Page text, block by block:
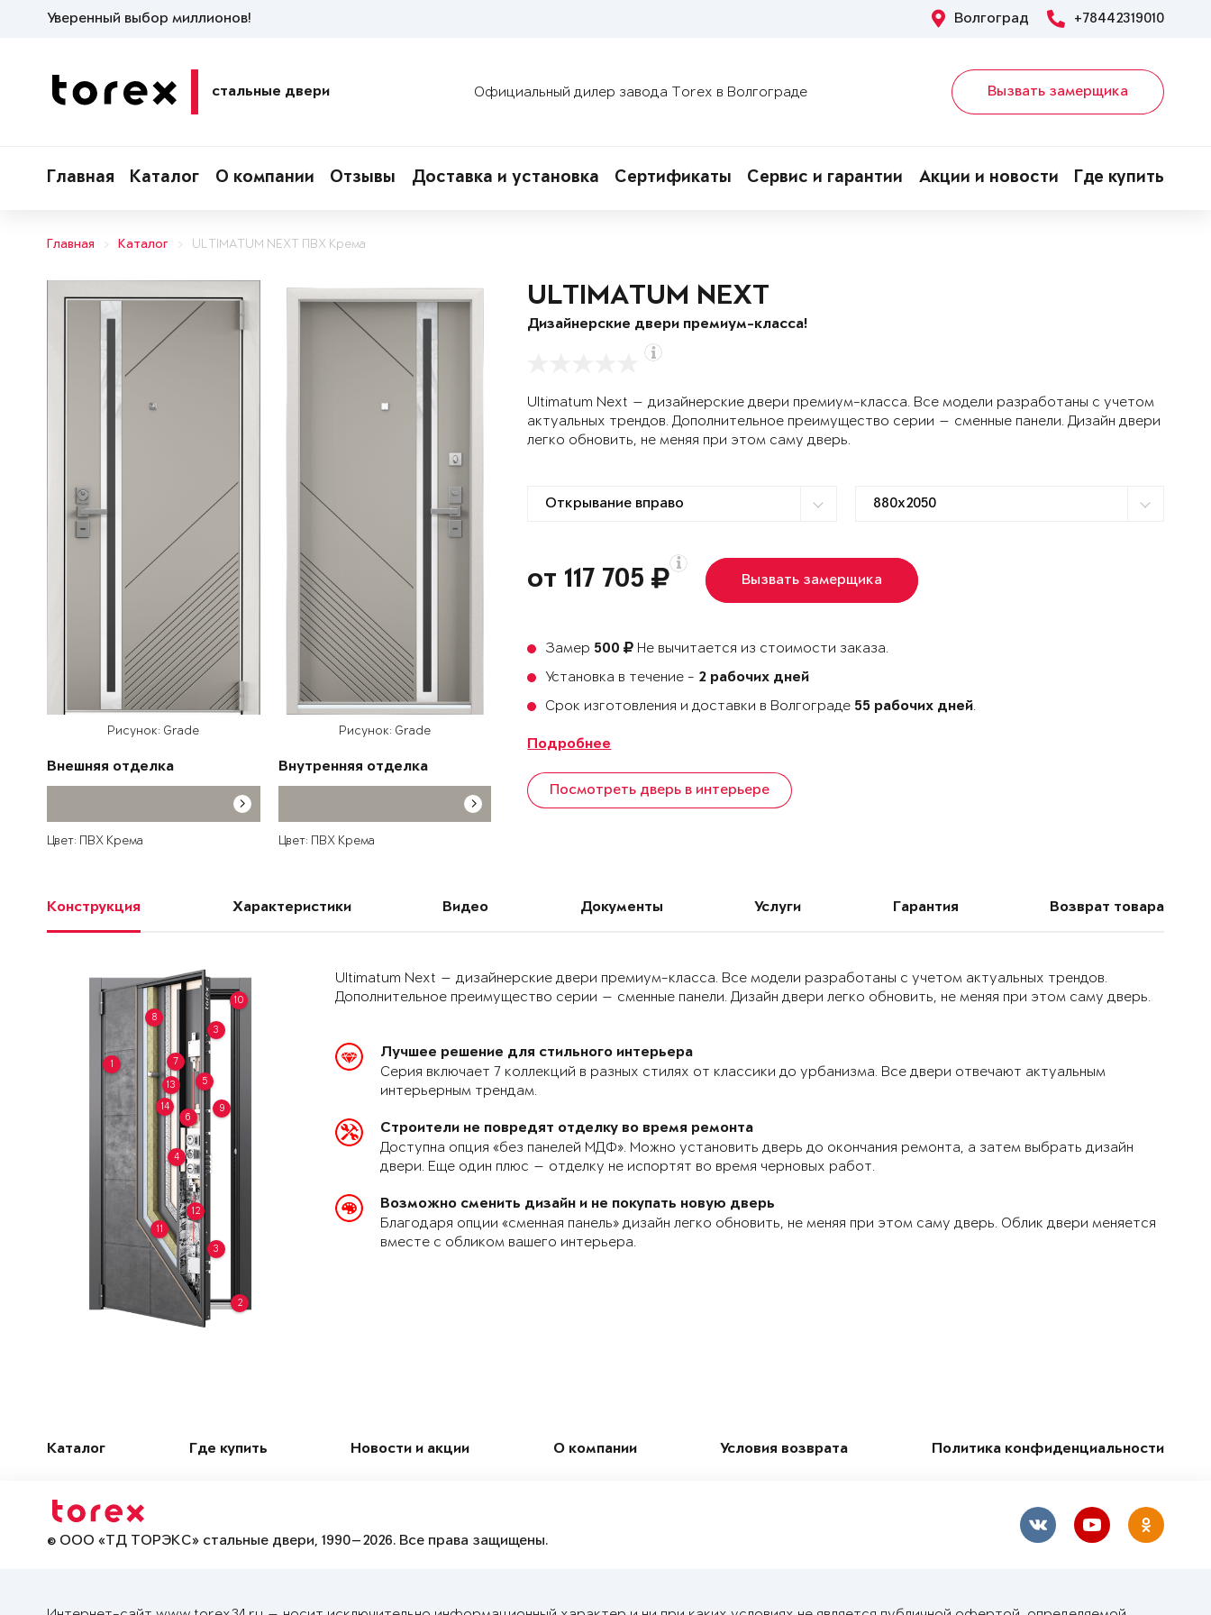
Уверенный выбор миллионов! Волгоград +78442319010
стальные двери Официальный дилер завода Torex в Волгограде Вызвать замерщика
Главная Каталог О компании Отзывы Доставка и установка Сертификаты Сервис и гарантии Акции и новости Где купить
Главная Каталог ULTIMATUM NEXT ПВХ Крема
Рисунок: Grade
Внешняя отделка
Цвет: ПВХ Крема
Рисунок: Grade
Внутренняя отделка
Цвет: ПВХ Крема
ULTIMATUM NEXT
Дизайнерские двери премиум-класса!
Ultimatum Next — дизайнерские двери премиум-класса. Все модели разработаны с учетом
актуальных трендов. Дополнительное преимущество серии — сменные панели. Дизайн двери
легко обновить, не меняя при этом саму дверь.
от 117 705 Вызвать замерщика
Замер 500
Не вычитается из стоимости заказа.
Установка в течение - 2 рабочих дней
Срок изготовления и доставки в Волгограде 55 рабочих дней.
Подробнее
Посмотреть дверь в интерьере
Конструкция Характеристики Видео Документы Услуги Гарантия Возврат товара
1
2
3
3
4
5
6
7
8
9
10
11
12
13
14
Ultimatum Next — дизайнерские двери премиум-класса. Все модели разработаны с учетом актуальных трендов.
Дополнительное преимущество серии — сменные панели. Дизайн двери легко обновить, не меняя при этом саму дверь.
Лучшее решение для стильного интерьера
Серия включает 7 коллекций в разных стилях от классики до урбанизма. Все двери отвечают актуальным
интерьерным трендам.
Строители не повредят отделку во время ремонта
Доступна опция «без панелей МДФ». Можно установить дверь до окончания ремонта, а затем выбрать дизайн
двери. Еще один плюс — отделку не испортят во время черновых работ.
Возможно сменить дизайн и не покупать новую дверь
Благодаря опции «сменная панель» дизайн легко обновить, не меняя при этом саму дверь. Облик двери меняется
вместе с обликом вашего интерьера.
Каталог Где купить Новости и акции О компании Условия возврата Политика конфиденциальности
© ООО «ТД ТОРЭКС» стальные двери, 1990—2026. Все права защищены.